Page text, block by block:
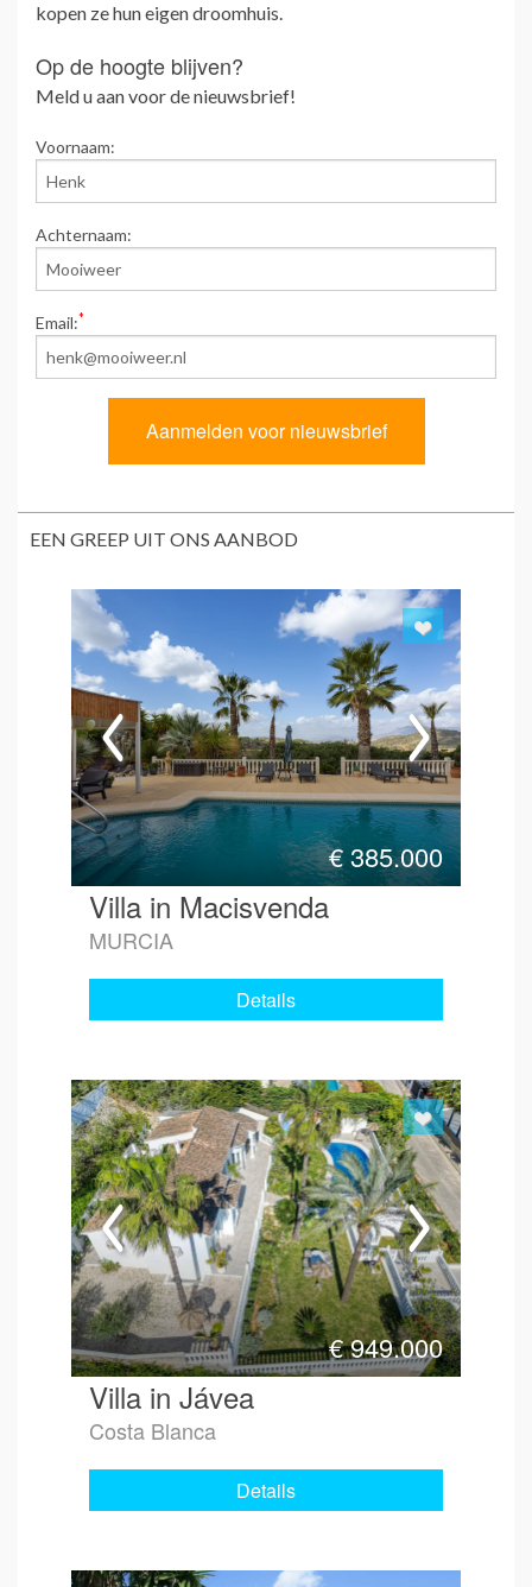
kopen ze hun eigen droomhuis.
Op de hoogte blijven?
Meld u aan voor de nieuwsbrief!
Voornaam:
Achternaam:
Email:*
EEN GREEP UIT ONS AANBOD
€385.000
Villa in Macisvenda
MURCIA
Details
€949.000
Villa in Jávea
Costa Blanca
Details